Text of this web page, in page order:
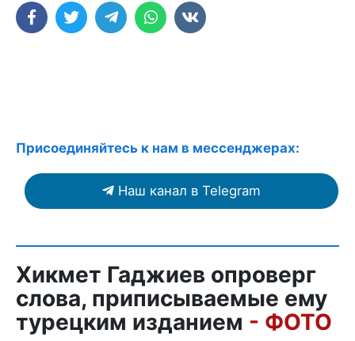
Присоединяйтесь к нам в мессенджерах:
Наш канал в Telegram
Хикмет Гаджиев опроверг
слова, приписываемые ему
турецким изданием - ФОТО